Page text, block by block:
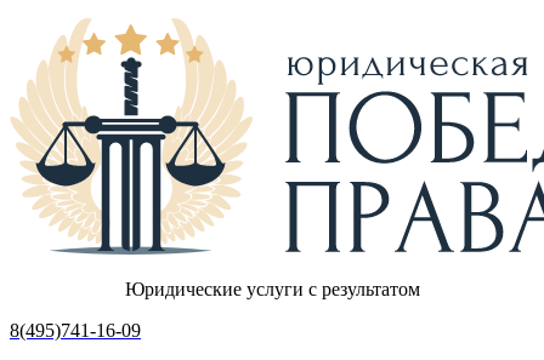
Юридические услуги с результатом
8(495)741-16-09